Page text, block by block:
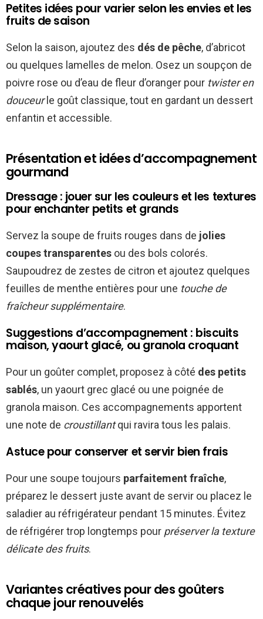
Petites idées pour varier selon les envies et les
fruits de saison
Selon la saison, ajoutez des dés de pêche, d’abricot
ou quelques lamelles de melon. Osez un soupçon de
poivre rose ou d’eau de fleur d’oranger pour twister en
douceurle goût classique, tout en gardant un dessert
enfantin et accessible.
Présentation et idées d’accompagnement
gourmand
Dressage : jouer sur les couleurs et les textures
pour enchanter petits et grands
Servez la soupe de fruits rouges dans de jolies
coupes transparentes ou des bols colorés.
Saupoudrez de zestes de citron et ajoutez quelques
feuilles de menthe entières pour une touche de
fraîcheur supplémentaire.
Suggestions d’accompagnement : biscuits
maison, yaourt glacé, ou granola croquant
Pour un goûter complet, proposez à côté des petits
sablés, un yaourt grec glacé ou une poignée de
granola maison. Ces accompagnements apportent
une note de croustillantqui ravira tous les palais.
Astuce pour conserver et servir bien frais
Pour une soupe toujours parfaitement fraîche,
préparez le dessert juste avant de servir ou placez le
saladier au réfrigérateur pendant 15 minutes. Évitez
de réfrigérer trop longtemps pour préserver la texture
délicate des fruits.
Variantes créatives pour des goûters
chaque jour renouvelés